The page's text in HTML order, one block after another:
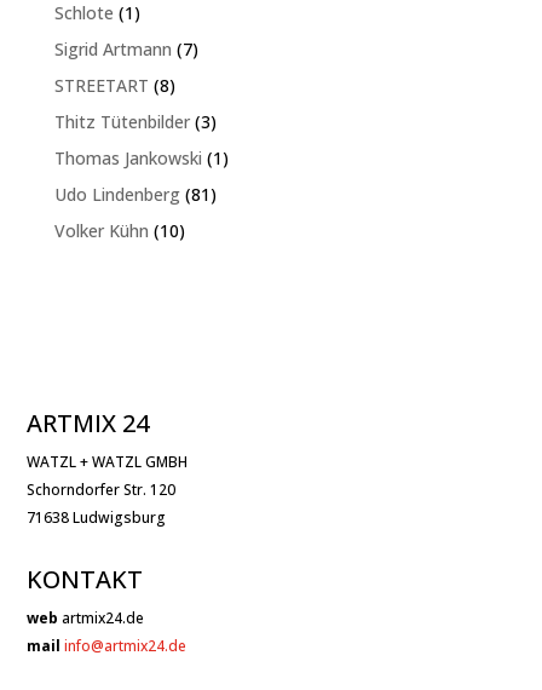
Schlote 11
Produkt
Sigrid Artmann 77
STREETART 88
Produkte
Thitz Tütenbilder 33
Produkte
Thomas Jankowski 11
Udo Lindenberg 8181
Volker Kühn 1010
ARTMIX 24
WATZL + WATZL GMBH
Schorndorfer Str. 120
71638 Ludwigsburg
KONTAKT
web artmix24.de
mail info@artmix24.de